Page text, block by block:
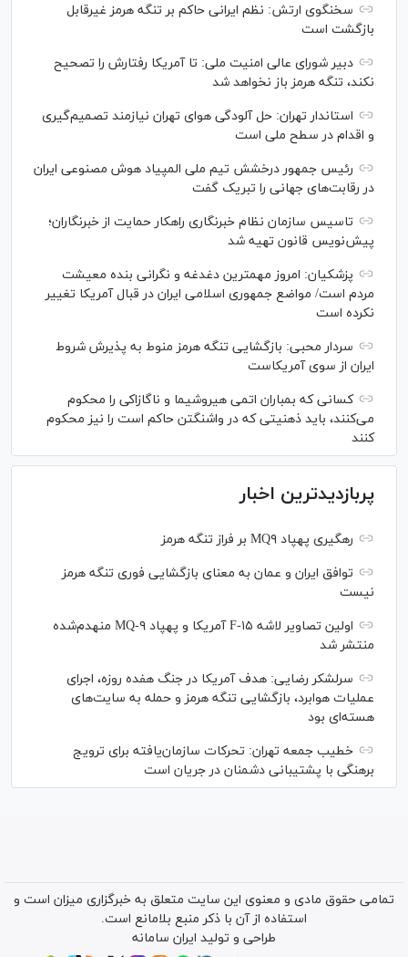
سخنگوی ارتش: نظم ایرانی حاکم بر تنگه هرمز غیرقابل
بازگشت است
دبیر شورای عالی امنیت ملی: تا آمریکا رفتارش را تصحیح
نکند، تنگه هرمز باز نخواهد شد
استاندار تهران: حل آلودگی هوای تهران نیازمند تصمیم‌گیری
و اقدام در سطح ملی است
رئیس جمهور درخشش تیم ملی المپیاد هوش مصنوعی ایران
در رقابت‌های جهانی را تبریک گفت
تاسیس سازمان نظام خبرنگاری راهکار حمایت از خبرنگاران؛
پیش‌نویس قانون تهیه شد
پزشکیان: امروز مهمترین دغدغه و نگرانی بنده معیشت
مردم است/ مواضع جمهوری اسلامی ایران در قبال آمریکا تغییر
نکرده است
سردار محبی: بازگشایی تنگه هرمز منوط به پذیرش شروط
ایران از سوی آمریکاست
کسانی که بمباران اتمی هیروشیما و ناگازاکی را محکوم
می‌کنند، باید ذهنیتی که در واشنگتن حاکم است را نیز محکوم
کنند
پربازدیدترین اخبار
رهگیری پهپاد MQ۹ بر فراز تنگه هرمز
توافق ایران و عمان به معنای بازگشایی فوری تنگه هرمز
نیست
اولین تصاویر لاشه F-۱۵ آمریکا و پهپاد MQ-۹ منهدم‌شده
منتشر شد
سرلشکر رضایی: هدف آمریکا در جنگ هفده روزه، اجرای
عملیات هوابرد، بازگشایی تنگه هرمز و حمله به سایت‌های
هسته‌ای بود
خطیب جمعه تهران: تحرکات سازمان‌یافته برای ترویج
برهنگی با پشتیبانی دشمنان در جریان است
تمامی حقوق مادی و معنوی این سایت متعلق به خبرگزاری میزان است و
استفاده از آن با ذکر منبع بلامانع است.
طراحی و تولید ایران سامانه